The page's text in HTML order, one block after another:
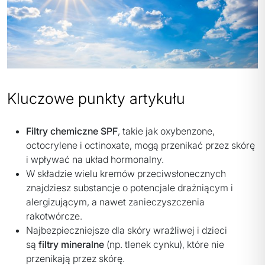
Kluczowe punkty artykułu
Filtry chemiczne SPF, takie jak oxybenzone,
octocrylene i octinoxate, mogą przenikać przez skórę
i wpływać na układ hormonalny.
W składzie wielu kremów przeciwsłonecznych
znajdziesz substancje o potencjale drażniącym i
alergizującym, a nawet zanieczyszczenia
rakotwórcze.
Najbezpieczniejsze dla skóry wrażliwej i dzieci
są filtry mineralne (np. tlenek cynku), które nie
przenikają przez skórę.